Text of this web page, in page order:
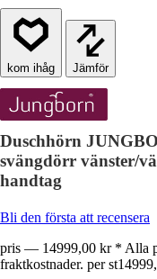
Jämför
Duschhörn
svängdörr vänster/
handtag
Bli den första att recensera
pris — 14999,00 kr * Alla
fraktkostnader. per st